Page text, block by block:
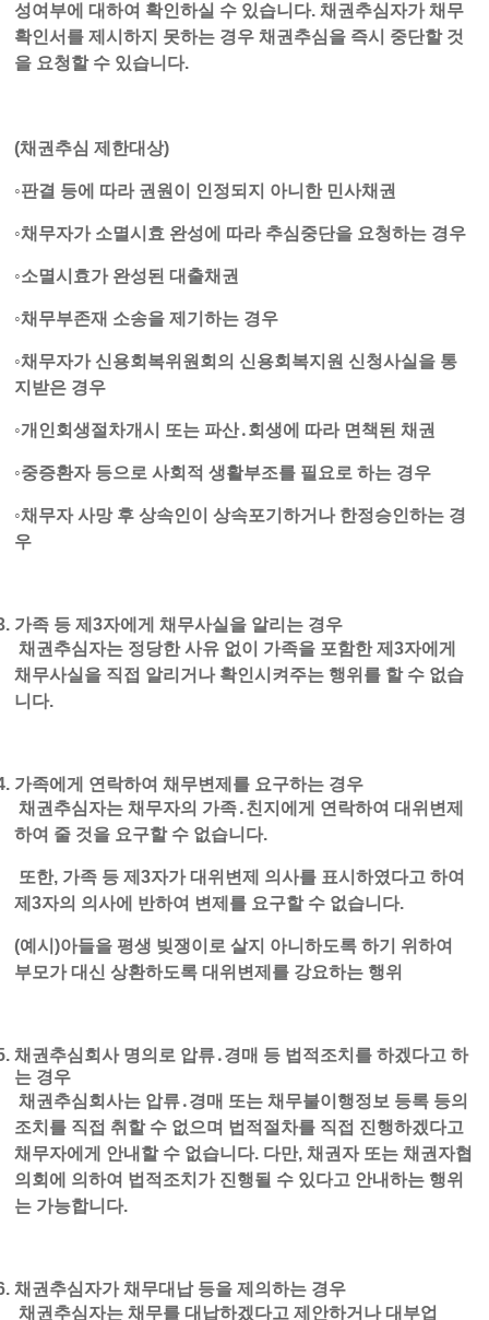
성여부에 대하여 확인하실 수 있습니다. 채권추심자가 채무
확인서를 제시하지 못하는 경우 채권추심을 즉시 중단할 것
을 요청할 수 있습니다.
(채권추심 제한대상)
◦판결 등에 따라 권원이 인정되지 아니한 민사채권
◦채무자가 소멸시효 완성에 따라 추심중단을 요청하는 경우
◦소멸시효가 완성된 대출채권
◦채무부존재 소송을 제기하는 경우
◦채무자가 신용회복위원회의 신용회복지원 신청사실을 통
지받은 경우
◦개인회생절차개시 또는 파산․회생에 따라 면책된 채권
◦중증환자 등으로 사회적 생활부조를 필요로 하는 경우
◦채무자 사망 후 상속인이 상속포기하거나 한정승인하는 경
우
가족 등 제3자에게 채무사실을 알리는 경우
채권추심자는 정당한 사유 없이 가족을 포함한 제3자에게
채무사실을 직접 알리거나 확인시켜주는 행위를 할 수 없습
니다.
가족에게 연락하여 채무변제를 요구하는 경우
채권추심자는 채무자의 가족․친지에게 연락하여 대위변제
하여 줄 것을 요구할 수 없습니다.
또한, 가족 등 제3자가 대위변제 의사를 표시하였다고 하여
제3자의 의사에 반하여 변제를 요구할 수 없습니다.
(예시)아들을 평생 빚쟁이로 살지 아니하도록 하기 위하여
부모가 대신 상환하도록 대위변제를 강요하는 행위
채권추심회사 명의로 압류․경매 등 법적조치를 하겠다고 하
는 경우
채권추심회사는 압류․경매 또는 채무불이행정보 등록 등의
조치를 직접 취할 수 없으며 법적절차를 직접 진행하겠다고
채무자에게 안내할 수 없습니다. 다만, 채권자 또는 채권자협
의회에 의하여 법적조치가 진행될 수 있다고 안내하는 행위
는 가능합니다.
채권추심자가 채무대납 등을 제의하는 경우
채권추심자는 채무를 대납하겠다고 제안하거나 대부업